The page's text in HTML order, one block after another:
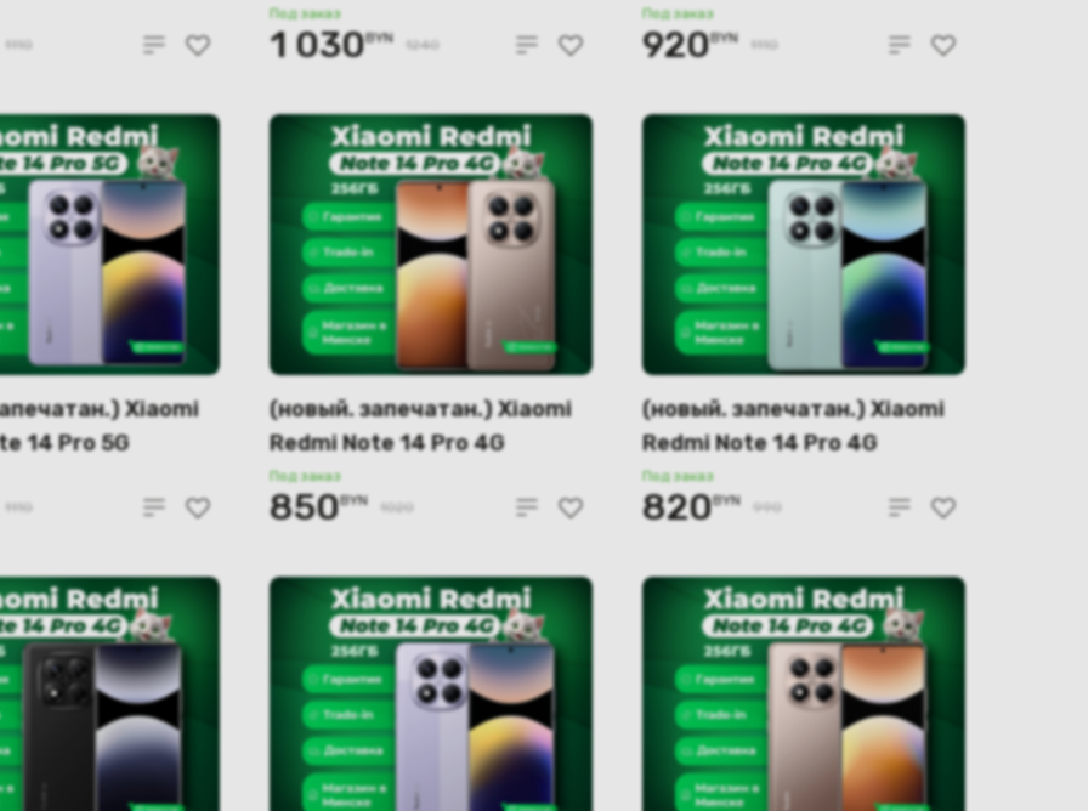
(зеленый)
1110
12GB/512GB (золотистый)
Под заказ
1 030BYN 1240
12GB/256GB (черный)
Под заказ
920BYN 1110
Xiaomi
14 Pro 5G
(фиолетовый)
1110
(новый. запечатан.) Xiaomi
Redmi Note 14 Pro 4G
12GB/256GB (золотой)
Под заказ
850BYN 1020
(новый. запечатан.) Xiaomi
Redmi Note 14 Pro 4G
12GB/256GB (голубой)
Под заказ
820BYN 990